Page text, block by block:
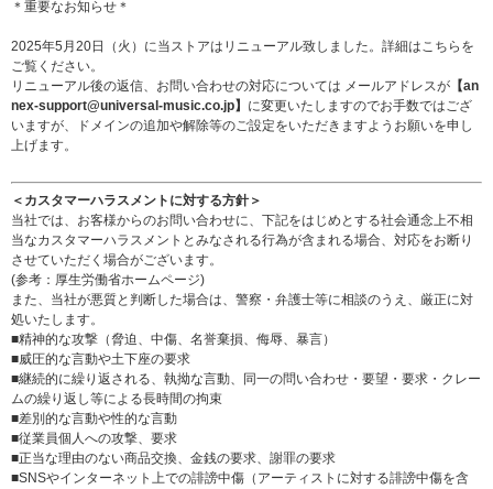
＊重要なお知らせ＊
2025年5月20日（火）に当ストアはリニューアル致しました。詳細はこちら を
ご覧ください。
リニューアル後の返信、お問い合わせの対応については メールアドレスが 【an
nex-support@universal-music.co.jp】 に変更いたしますのでお手数ではござ
いますが、ドメインの追加や解除等のご設定をいただきますようお願いを申し
上げます。
＜カスタマーハラスメントに対する方針＞
当社では、お客様からのお問い合わせに、下記をはじめとする社会通念上不相
当なカスタマーハラスメントとみなされる行為が含まれる場合、対応をお断り
させていただく場合がございます。
(参考： 厚生労働省ホームページ)
また、当社が悪質と判断した場合は、警察・弁護士等に相談のうえ、厳正に対
処いたします。
■精神的な攻撃（脅迫、中傷、名誉棄損、侮辱、暴言）
■威圧的な言動や土下座の要求
■継続的に繰り返される、執拗な言動、同一の問い合わせ・要望・要求・クレー
ムの繰り返し等による長時間の拘束
■差別的な言動や性的な言動
■従業員個人への攻撃、要求
■正当な理由のない商品交換、金銭の要求、謝罪の要求
■SNSやインターネット上での誹謗中傷（アーティストに対する誹謗中傷を含